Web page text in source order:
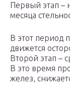
Первый этап –
месяца
В этот период
движется
Второй этап –
В это время
желез,